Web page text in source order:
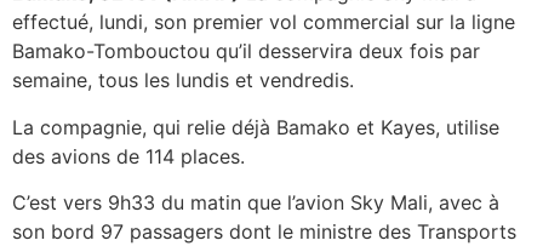
effectué, lundi, son premier vol commercial sur la ligne
Bamako-Tombouctou qu’il desservira deux fois par
semaine, tous les lundis et vendredis.
La compagnie, qui relie déjà Bamako et Kayes, utilise
des avions de 114 places.
C’est vers 9h33 du matin que l’avion Sky Mali, avec à
son bord 97 passagers dont le ministre des Transports